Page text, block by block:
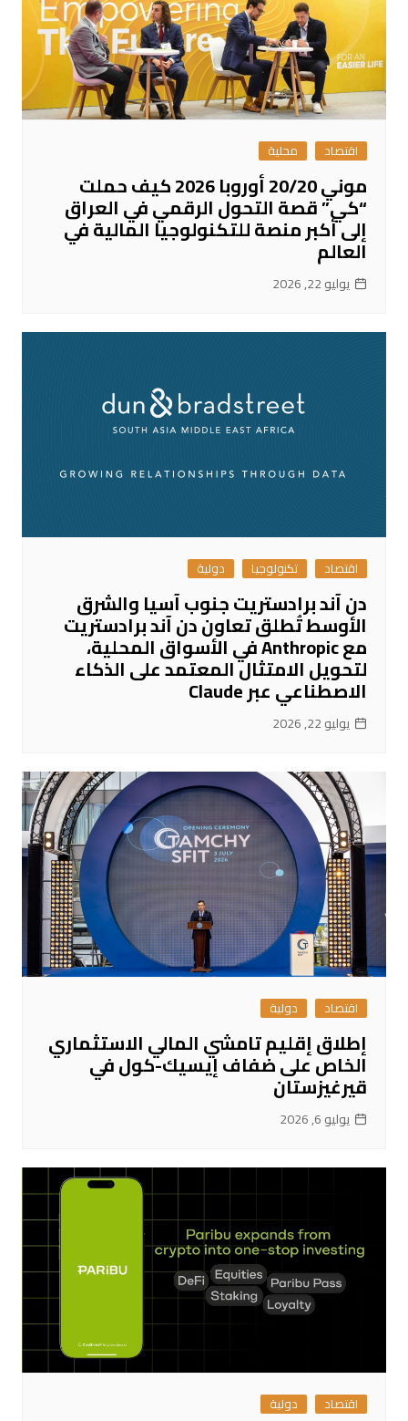
اقتصاد محلية
موني 20/20 أوروبا 2026 كيف حملت
“كي” قصة التحول الرقمي في العراق
إلى أكبر منصة للتكنولوجيا المالية في
العالم
يوليو 22, 2026
اقتصاد تكنولوجيا دولية
دن آند برادستريت جنوب آسيا والشرق
الأوسط تُطلق تعاون دن آند برادستريت
مع Anthropic في الأسواق المحلية،
لتحويل الامتثال المعتمد على الذكاء
الاصطناعي عبر Claude
يوليو 22, 2026
اقتصاد دولية
إطلاق إقليم تامشي المالي الاستثماري
الخاص على ضفاف إيسيك-كول في
قيرغيزستان
يوليو 6, 2026
اقتصاد دولية